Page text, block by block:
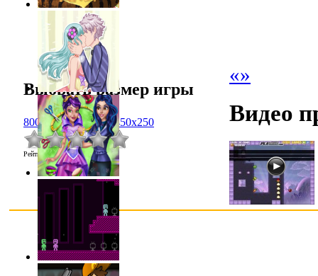
«»
Выбрать размер игры
800x600 1024x768 450x250
Рейтинг :0.0/0
Видео